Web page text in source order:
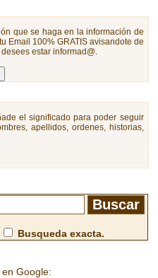
que se haga en la información de
Email 100% GRATIS avisandote de
estar informad@.
el significado para poder seguir
apellidos, ordenes, historias,
Busqueda exacta.
Google: